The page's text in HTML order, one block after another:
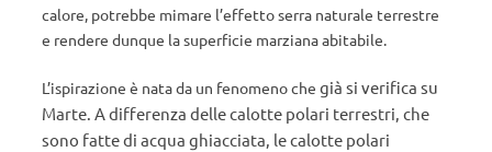
calore, potrebbe mimare l’effetto serra naturale terrestre
e rendere dunque la superficie marziana abitabile.
L’ispirazione è nata da un fenomeno che già si verifica su
Marte. A differenza delle calotte polari terrestri, che
sono fatte di acqua ghiacciata, le calotte polari